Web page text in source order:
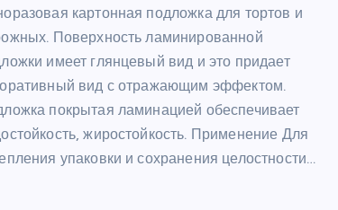
картонная подложка для тортов и
Поверхность ламинированной
имеет глянцевый вид и это придает
вид с отражающим эффектом.
покрытая ламинацией обеспечивает
жиростойкость. Применение Для
упаковки и сохранения целостности…